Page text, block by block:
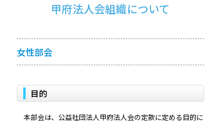
甲府法人会組織について
女性部会
目的
本部会は、公益社団法人甲府法人会の定款に定める目的に